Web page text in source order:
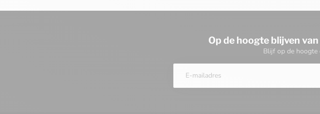
Op de hoogte blijven
Blijf op de hoogte